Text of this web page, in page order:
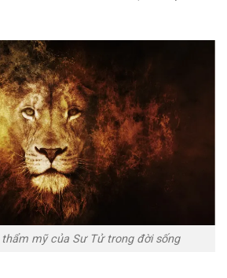
mỹ của Sư Tử trong đời sống